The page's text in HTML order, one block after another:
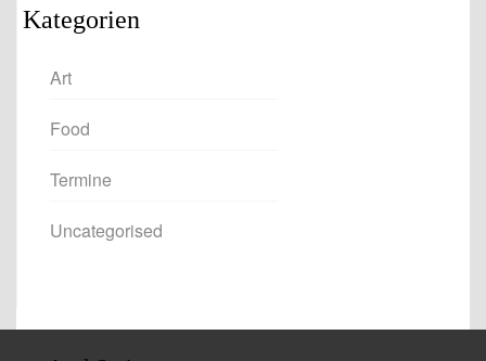
Kategorien
Art
Food
Termine
Uncategorised